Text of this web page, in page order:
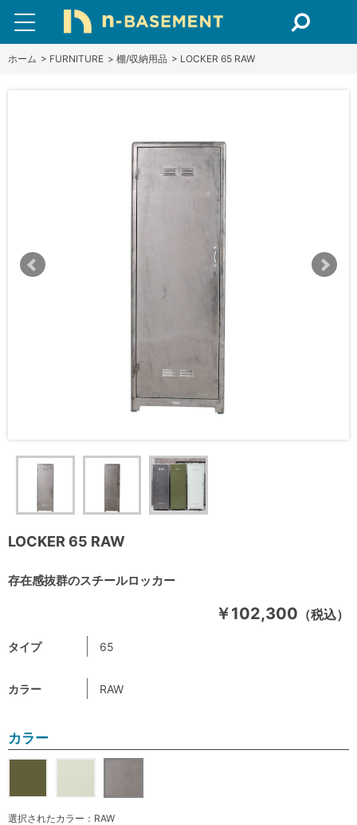
ホーム > FURNITURE > 棚/収納用品 > LOCKER 65 RAW
LOCKER 65 RAW
存在感抜群のスチールロッカー
￥102,300 （税込）
タイプ 65
カラー RAW
カラー
選択されたカラー：RAW